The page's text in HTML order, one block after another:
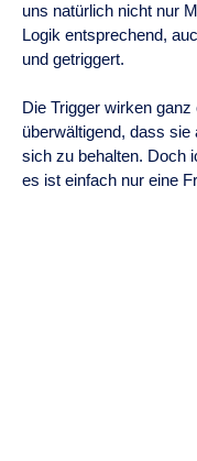
uns natürlich nicht nur
Logik entsprechend,
und getriggert.
Die Trigger wirken
überwältigend, dass
sich zu behalten. Doch
es ist einfach nur eine